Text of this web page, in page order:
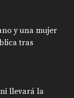
y una mujer
tras
llevará la